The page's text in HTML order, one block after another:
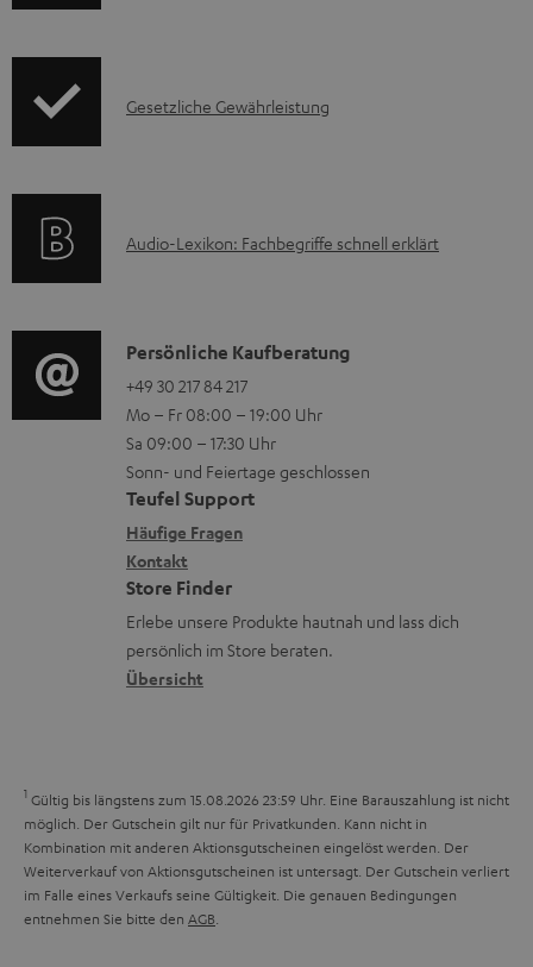
r
e
A
r
i
e
n
z
u
m
V
e
r
s
a
I
r
t
i
o
n
e
n
z
r
G
n
t
i
e
Gesetzliche Gewährleistung
A
i
o
-
L
e
x
i
k
o
n
Audio-Lexikon: Fachbegriffe schnell erklärt
K
o
n
t
a
k
t
d
a
t
Persönliche Kaufberatung
+49 30 217 84 217
Mo – Fr 08:00 – 19:00 Uhr
Sa 09:00 – 17:30 Uhr
Sonn- und Feiertage geschlossen
Teufel Support
Häufige Fragen
Kontakt
Store Finder
Erlebe unsere Produkte hautnah und lass dich
persönlich im Store beraten.
Übersicht
1 Gültig bis längstens zum 15.08.2026 23:59 Uhr. Eine Barauszahlung ist nicht
möglich. Der Gutschein gilt nur für Privatkunden. Kann nicht in
Kombination mit anderen Aktionsgutscheinen eingelöst werden. Der
Weiterverkauf von Aktionsgutscheinen ist untersagt. Der Gutschein verliert
im Falle eines Verkaufs seine Gültigkeit. Die genauen Bedingungen
entnehmen Sie bitte den AGB